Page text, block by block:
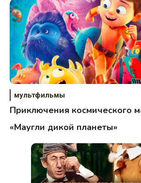
мультфильмы
Приключения космического
«Маугли дикой планеты»